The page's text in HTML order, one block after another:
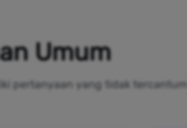
Umum
pertanyaan yang tidak